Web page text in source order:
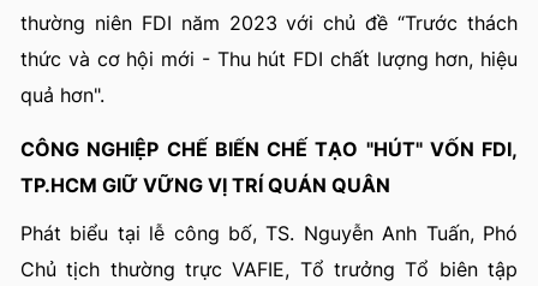
thường niên FDI năm 2023 với chủ đề “Trước thách
thức và cơ hội mới - Thu hút FDI chất lượng hơn, hiệu
quả hơn".
CÔNG NGHIỆP CHẾ BIẾN CHẾ TẠO "HÚT" VỐN FDI,
TP.HCM GIỮ VỮNG VỊ TRÍ QUÁN QUÂN
Phát biểu tại lễ công bố, TS. Nguyễn Anh Tuấn, Phó
Chủ tịch thường trực VAFIE, Tổ trưởng Tổ biên tập